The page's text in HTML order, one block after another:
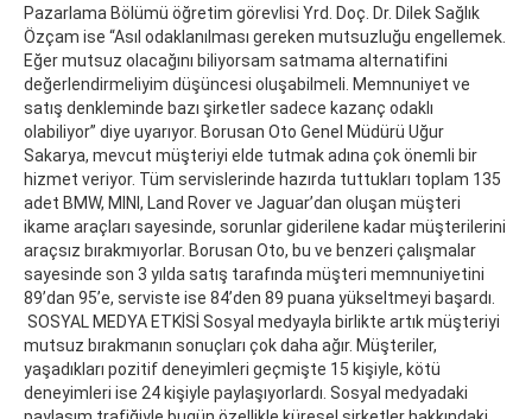
Pazarlama Bölümü öğretim görevlisi Yrd. Doç. Dr. Dilek Sağlık
Özçam ise “Asıl odaklanılması gereken mutsuzluğu engellemek.
Eğer mutsuz olacağını biliyorsam satmama alternatifini
değerlendirmeliyim düşüncesi oluşabilmeli. Memnuniyet ve
satış denkleminde bazı şirketler sadece kazanç odaklı
olabiliyor” diye uyarıyor. Borusan Oto Genel Müdürü Uğur
Sakarya, mevcut müşteriyi elde tutmak adına çok önemli bir
hizmet veriyor. Tüm servislerinde hazırda tuttukları toplam 135
adet BMW, MINI, Land Rover ve Jaguar’dan oluşan müşteri
ikame araçları sayesinde, sorunlar giderilene kadar müşterilerini
araçsız bırakmıyorlar. Borusan Oto, bu ve benzeri çalışmalar
sayesinde son 3 yılda satış tarafında müşteri memnuniyetini
89’dan 95’e, serviste ise 84’den 89 puana yükseltmeyi başardı.
SOSYAL MEDYA ETKİSİ Sosyal medyayla birlikte artık müşteriyi
mutsuz bırakmanın sonuçları çok daha ağır. Müşteriler,
yaşadıkları pozitif deneyimleri geçmişte 15 kişiyle, kötü
deneyimleri ise 24 kişiyle paylaşıyorlardı. Sosyal medyadaki